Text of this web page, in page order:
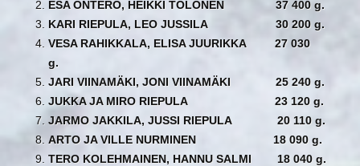
ESA ONTERO, HEIKKI TOLONEN 37 400 g.
KARI RIEPULA, LEO JUSSILA 30 200 g.
VESA RAHIKKALA, ELISA JUURIKKA 27 030
g.
JARI VIINAMÄKI, JONI VIINAMÄKI 25 240 g.
JUKKA JA MIRO RIEPULA 23 120 g.
JARMO JAKKILA, JUSSI RIEPULA 20 110 g.
ARTO JA VILLE NURMINEN 18 090 g.
TERO KOLEHMAINEN, HANNU SALMI 18 040 g.